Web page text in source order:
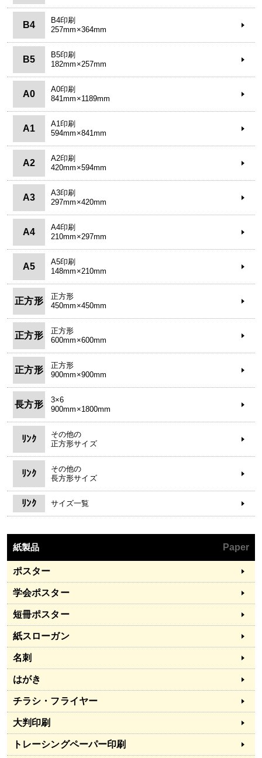
B4
B4印刷
257mm×364mm
B5
B5印刷
182mm×257mm
A0
A0印刷
841mm×1189mm
A1
A1印刷
594mm×841mm
A2
A2印刷
420mm×594mm
A3
A3印刷
297mm×420mm
A4
A4印刷
210mm×297mm
A5
A5印刷
148mm×210mm
正方形
正方形
450mm×450mm
正方形
正方形
600mm×600mm
正方形
正方形
900mm×900mm
長方形
3×6
900mm×1800mm
ﾘﾝｸ
その他の
正方形サイズ
ﾘﾝｸ
その他の
長方形サイズ
ﾘﾝｸ サイズ一覧
紙製品 Paper
ポスター
学会ポスター
短冊ポスター
紙スローガン
名刺
はがき
チラシ・フライヤー
大判印刷
トレーシングペーパー印刷